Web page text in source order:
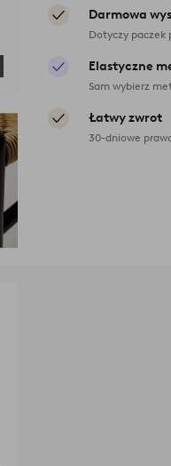
Darmowa
Dotyczy paczek
Elastyczne
Sam wybierz
Łatwy zwrot
30-dniowe